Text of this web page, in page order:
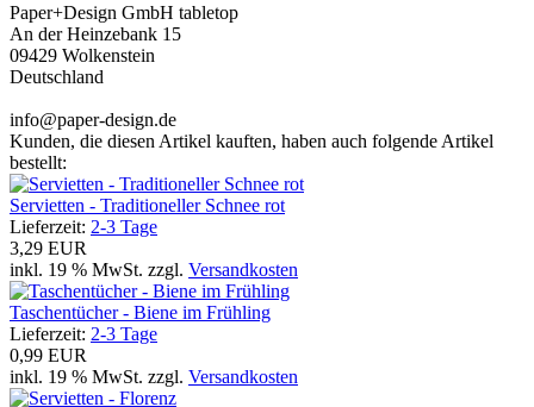
Paper+Design GmbH tabletop
An der Heinzebank 15
09429 Wolkenstein
Deutschland
info@paper-design.de
Kunden, die diesen Artikel kauften, haben auch folgende Artikel
bestellt:
Servietten - Traditioneller Schnee rot
Lieferzeit: 2-3 Tage
3,29 EUR
inkl. 19 % MwSt. zzgl. Versandkosten
Taschentücher - Biene im Frühling
Lieferzeit: 2-3 Tage
0,99 EUR
inkl. 19 % MwSt. zzgl. Versandkosten